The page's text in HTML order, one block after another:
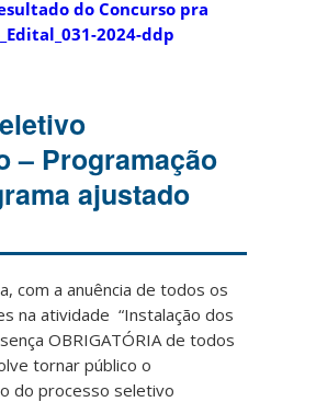
do Concurso pra
2024-ddp
– Programação
ajustado
com a anuência de todos os
na atividade “Instalação dos
OBRIGATÓRIA de todos
tornar público o
do processo seletivo